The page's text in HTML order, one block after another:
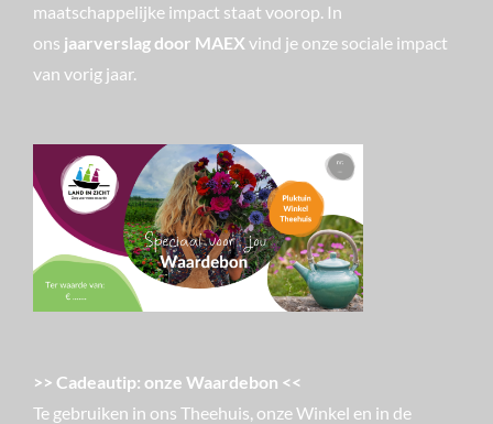
maatschappelijke impact staat voorop. In
ons jaarverslag door MAEX vind je onze sociale impact
van vorig jaar.
>> Cadeautip: onze Waardebon <<
Te gebruiken in ons Theehuis, onze Winkel en in de